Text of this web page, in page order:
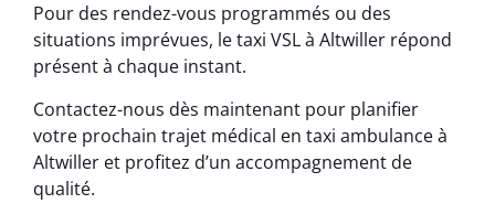
Pour des rendez-vous programmés ou des
situations imprévues, le taxi VSL à Altwiller répond
présent à chaque instant.
Contactez-nous dès maintenant pour planifier
votre prochain trajet médical en taxi ambulance à
Altwiller et profitez d’un accompagnement de
qualité.